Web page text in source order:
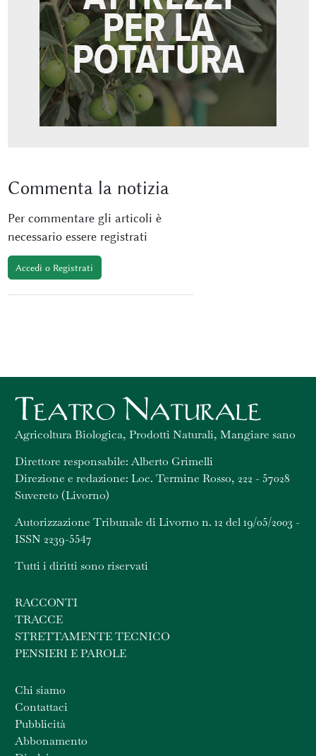
Commenta la notizia
Per commentare gli articoli è
necessario essere registrati
Accedi o Registrati
Agricoltura Biologica, Prodotti Naturali, Mangiare sano
Direttore responsabile: Alberto Grimelli
Direzione e redazione: Loc. Termine Rosso, 222 - 57028
Suvereto (Livorno)
Autorizzazione Tribunale di Livorno n. 12 del 19/05/2003 -
ISSN 2239-5547
Tutti i diritti sono riservati
RACCONTI
TRACCE
STRETTAMENTE TECNICO
PENSIERI E PAROLE
Chi siamo
Contattaci
Pubblicità
Abbonamento